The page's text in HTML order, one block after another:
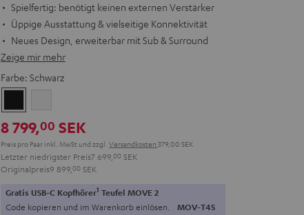
Spielfertig: benötigt keinen externen Verstärker
Üppige Ausstattung & vielseitige Konnektivität
Neues Design, erweiterbar mit Sub & Surround
Zeige mir mehr
Farbe: Schwarz
8 799,00 SEK
Preis pro Paar inkl. MwSt und zzgl. Versandkosten 379,00 SEK
Letzter niedrigster Preis7 699, 00 SEK
Originalpreis9 899, 00 SEK
Gratis USB-C Kopfhörer1 Teufel MOVE 2
Code kopieren und im Warenkorb einlösen. MOV-T4S